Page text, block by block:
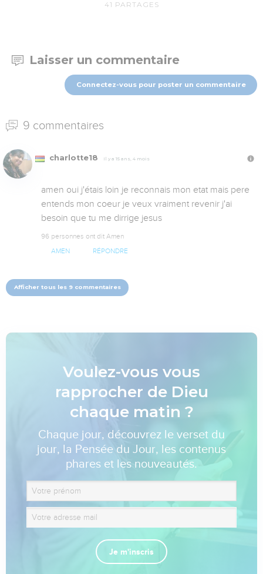
41 PARTAGES
Laisser un commentaire
Connectez-vous pour poster un commentaire
9 commentaires
charlotte18 Il y a 15 ans, 4 mois
amen oui j'étais loin je reconnais mon etat mais pere
entends mon coeur je veux vraiment revenir j'ai
besoin que tu me dirrige jesus
96 personnes ont dit Amen
AMEN RÉPONDRE
Afficher tous les 9 commentaires
Voulez-vous vous
rapprocher de Dieu
chaque matin ?
Chaque jour, découvrez le verset du
jour, la Pensée du Jour, les contenus
phares et les nouveautés.
Je m'inscris